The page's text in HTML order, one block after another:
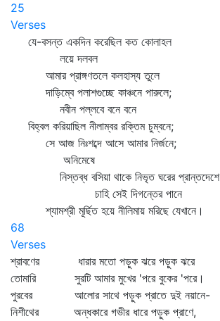
25
Verses
যে-বসন্ত একদিন করেছিল কত কোলাহল
লয়ে দলবল
আমার প্রাঙ্গণতলে কলহাস্য তুলে
দাড়িম্বে পলাশগুচ্ছে কাঞ্চনে পারুলে;
নবীন পল্লবে বনে বনে
বিহ্বল করিয়াছিল নীলাম্বর রক্তিম চুম্বনে;
সে আজ নিঃশব্দে আসে আমার নির্জনে;
অনিমেষে
নিস্তব্ধ বসিয়া থাকে নিভৃত ঘরের প্রান্তদেশে
চাহি সেই দিগন্তের পানে
শ্যামশ্রী মূর্ছিত হয়ে নীলিমায় মরিছে যেখানে।
68
Verses
শ্রাবণের ধারার মতো পড়ুক ঝরে পড়ুক ঝরে
তোমারি সুরটি আমার মুখের 'পরে বুকের 'পরে।
পুরবের আলোর সাথে পড়ুক প্রাতে দুই নয়ানে-
নিশীথের অন্ধকারে গভীর ধারে পড়ুক প্রাণে,